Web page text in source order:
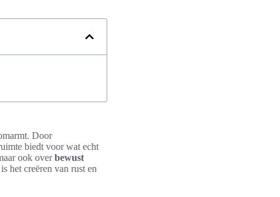
Door
biedt voor wat echt
ook overbewust
is het creëren van rust en